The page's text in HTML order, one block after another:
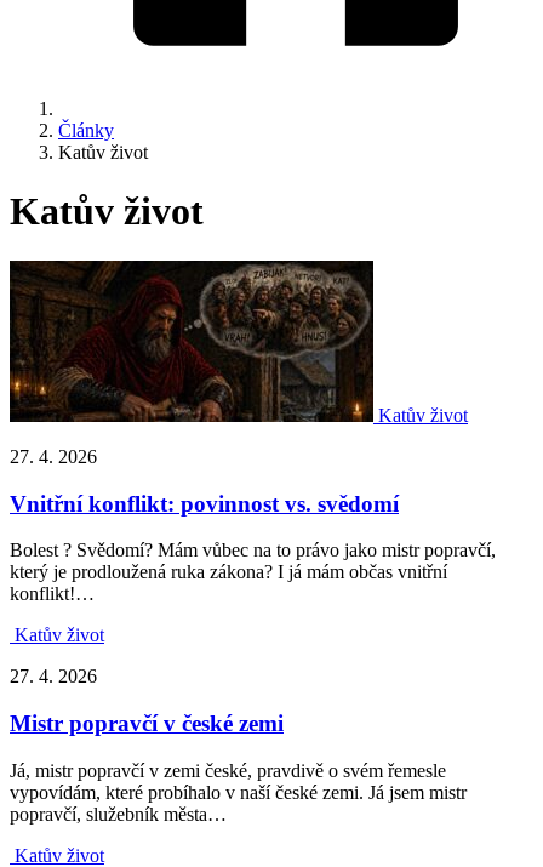
Články
Katův život
Katův život
Katův život
27. 4. 2026
Vnitřní konflikt: povinnost vs. svědomí
Bolest ? Svědomí? Mám vůbec na to právo jako mistr popravčí,
který je prodloužená ruka zákona? I já mám občas vnitřní
konflikt!…
Katův život
27. 4. 2026
Mistr popravčí v české zemi
Já, mistr popravčí v zemi české, pravdivě o svém řemesle
vypovídám, které probíhalo v naší české zemi. Já jsem mistr
popravčí, služebník města…
Katův život